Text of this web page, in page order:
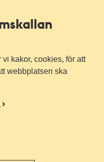
kakor, cookies, för att
webbplatsen ska